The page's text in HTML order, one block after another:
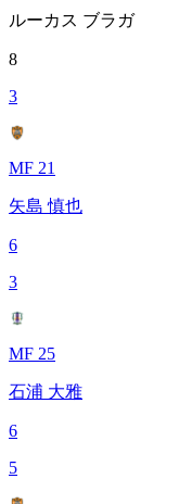
ルーカス ブラガ
8
3
MF 21
矢島 慎也
6
3
MF 25
石浦 大雅
6
5